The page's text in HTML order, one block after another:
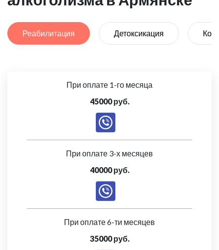
Реабилитация Детоксикация
При оплате 1-го месяца
45000 руб.
При оплате 3-х месяцев
40000 руб.
При оплате 6-ти месяцев
35000 руб.